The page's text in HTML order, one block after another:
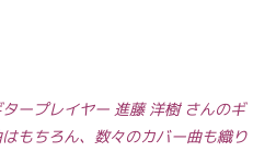
ープレイヤー 進藤 洋樹 さんのギ
もちろん、数々のカバー曲も織り